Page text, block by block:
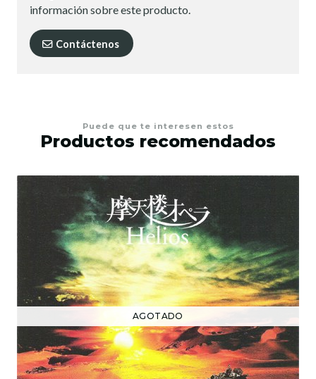
información sobre este producto.
Contáctenos
Puede que te interesen estos
Productos recomendados
AGOTADO